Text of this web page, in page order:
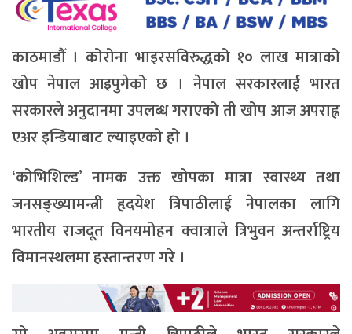
काठमाडौँ । कोरोना भाइरसविरुद्धको १० लाख मात्राको
खोप नेपाल आइपुगेको छ । नेपाल सरकारलाई भारत
सरकारले अनुदानमा उपलब्ध गराएको ती खोप आज अपराह्न
एअर इन्डियाबाट ल्याइएको हो ।
‘कोभिशिल्ड’ नामक उक्त खोपका मात्रा स्वास्थ्य तथा
जनसङ्ख्यामन्त्री हृदयेश त्रिपाठीलाई नेपालका लागि
भारतीय राजदूत विनयमोहन क्वात्राले त्रिभुवन अन्तर्राष्ट्रिय
विमानस्थलमा हस्तान्तरण गरे ।